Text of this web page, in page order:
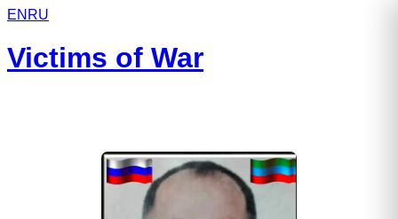
EN RU
Victims of War